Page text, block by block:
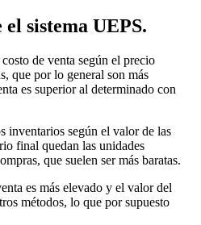
sistema UEPS.
de venta según el precio
que por lo general son más
es superior al determinado con
inventarios según el valor de las
final quedan las unidades
que suelen ser más baratas.
es más elevado y el valor del
métodos, lo que por supuesto